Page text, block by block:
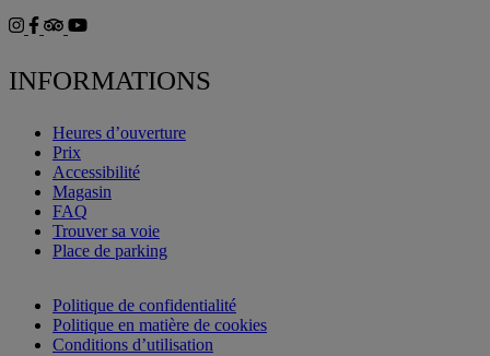
INFORMATIONS
Heures d’ouverture
Prix
Accessibilité
Magasin
FAQ
Trouver sa voie
Place de parking
Politique de confidentialité
Politique en matière de cookies
Conditions d’utilisation